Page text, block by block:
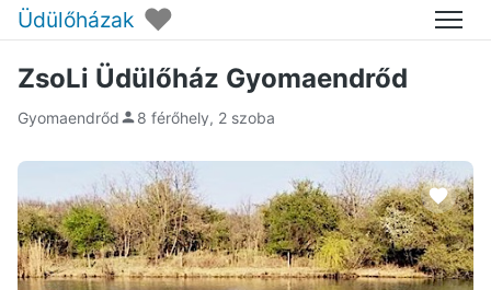
Üdülőházak ♥ Menü
ZsoLi Üdülőház Gyomaendrőd
Gyomaendrőd 8 férőhely, 2 szoba